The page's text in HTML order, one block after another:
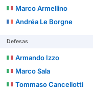
Marco Armellino
Andréa Le Borgne
Defesas
Armando Izzo
Marco Sala
Tommaso Cancellotti